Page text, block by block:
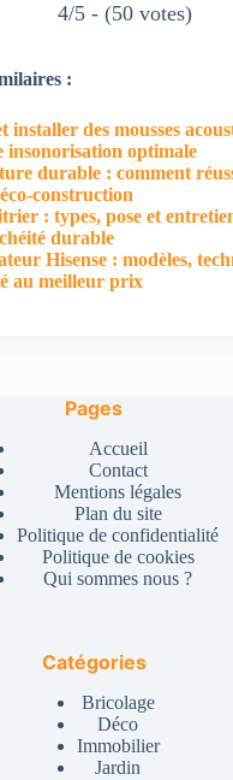
4/5 - (50 votes)
:
installer des mousses
insonorisation optimale
durable : comment
construction
: types, pose et
durable
Hisense : modèles,
au meilleur prix
Pages
Accueil
Contact
Mentions légales
Plan du site
Politique de confidentialité
Politique de cookies
Qui sommes nous ?
Catégories
Bricolage
Déco
Immobilier
Jardin